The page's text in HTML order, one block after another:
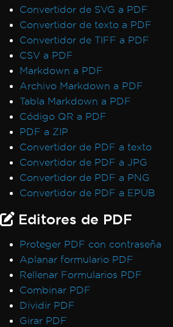
Convertidor de SVG a PDF
Convertidor de texto a PDF
Convertidor de TIFF a PDF
CSV a PDF
Markdown a PDF
Archivo Markdown a PDF
Tabla Markdown a PDF
Código QR a PDF
PDF a ZIP
Convertidor de PDF a texto
Convertidor de PDF a JPG
Convertidor de PDF a PNG
Convertidor de PDF a EPUB
Editores de PDF
Proteger PDF con contraseña
Aplanar formulario PDF
Rellenar Formularios PDF
Combinar PDF
Dividir PDF
Girar PDF